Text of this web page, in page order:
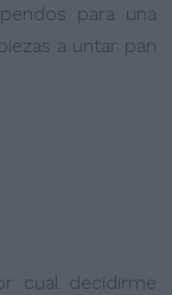
para una
a untar pan
cual decidirme